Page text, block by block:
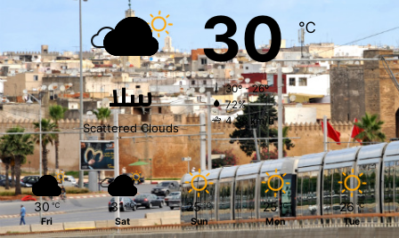
ث
ر
و
ن
ي
ة
.
سلا
Scattered Clouds
30℃
30º - 26º
72%
4.38 km/h
30 ℃
Fri
31 ℃
Sat
25 ℃
Sun
25 ℃
Mon
26 ℃
Tue